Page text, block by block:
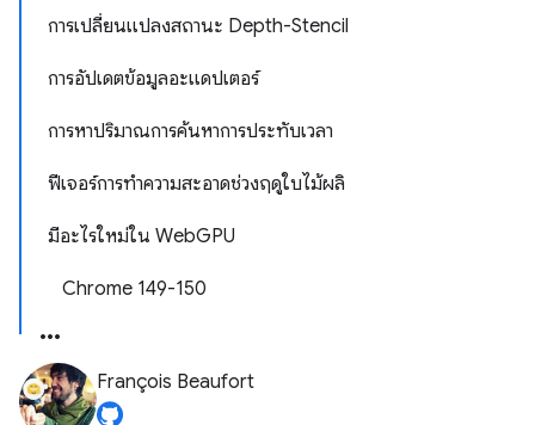
การเปลี่ยนแปลงสถานะ Depth-Stencil
การอัปเดตข้อมูลอะแดปเตอร์
การหาปริมาณการค้นหาการประทับเวลา
ฟีเจอร์การทำความสะอาดช่วงฤดูใบไม้ผลิ
มีอะไรใหม่ใน WebGPU
Chrome 149-150
François Beaufort